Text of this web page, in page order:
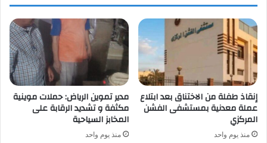
إنقاذ طفلة من الاختناق بعد ابتلاع
عملة معدنية بمستشفى الفشن
المركزي
منذ يوم واحد
مدير تموين الرياض: حملات موينية
مكثفة و تشديد الرقابة على
المخابز السياحية
منذ يوم واحد